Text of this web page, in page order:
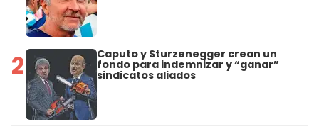
2 Caputo y Sturzenegger crean un
fondo para indemnizar y “ganar”
sindicatos aliados